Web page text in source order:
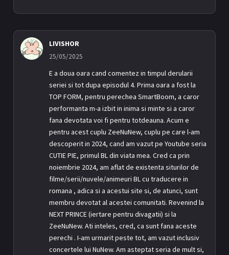
LIVISHOR
25/05/2025
E a doua oara cand comentez in timpul derularii
seriei si tot dupa episodul 4. Prima oara a fost la
TOP FORM, pentru perechea SmartBoom, a caror
performanta m-a izbit in inima si minte si a caror
fana devotata voi fi pentru totdeauna. Acum e
pentru acest cuplu ZeeNuNew, cuplu pe care l-am
descoperit in 2024, cand am vazut pe Youtube seria
CUTIE PIE, primul BL din viata mea. Cred ca prin
noiembrie 2024, am aflat de existenta siturilor de
filme/serii/nuvele/animeuri BL cu traducere in
romana , adica si a acestui site si, de atunci, sunt
membru devotat al acestei comunitati. Revenind la
NEXT PRINCE (iertare pentru divagatii) si la
ZeeNuNew. Ati inteles, cred, ca sunt fana aceste
perechi . I-am urmarit peste tot, am vazut inclusiv
concertele lui NuNew. Am asteptat seria de mult si,